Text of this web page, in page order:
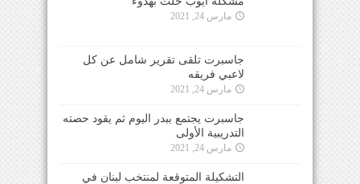
مارس 24, 2021
جاسبرت تلقى تقرير شامل عن كل
لاعبي فريقه
مارس 24, 2021
جاسبرت يجتمع ببدر اليوم ثم يقود حصته
التدريبية الأولى
مارس 24, 2021
التشكيلة المتوقعة لمنتخب لبنان في